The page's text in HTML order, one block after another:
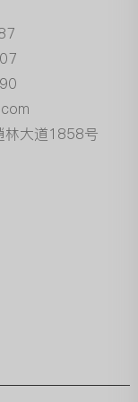
林大道1858号